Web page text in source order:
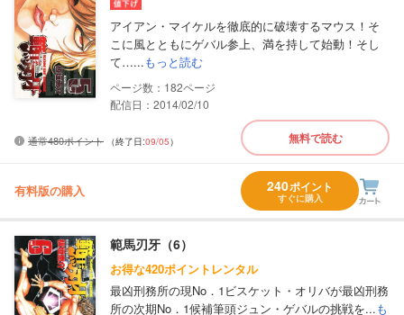
アイアン・マイケルを徹底的に破壊するマウス！そ
こに風とともにゲバル参上、満を持して始動！そし
て…...もっと読む
182
配信日：2014/02/10
通常480ポイント （終了日:09/05） 無料で読む
有料版の購入 240ポイント
すぐに購入
範馬刃牙（6）
お得な420ポイントレンタル
最凶刑務所の現No．1ビスケット・オリバが最凶刑務
所の次期No．1候補筆頭ジュン・ゲバルの挑戦を...も